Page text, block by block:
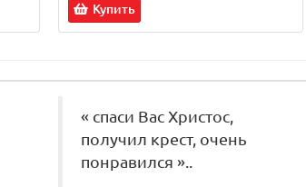
Купить
« спаси Вас Христос,
получил крест, очень
понравился »..